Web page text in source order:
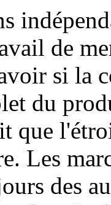
de
si la
du
que
Les
des